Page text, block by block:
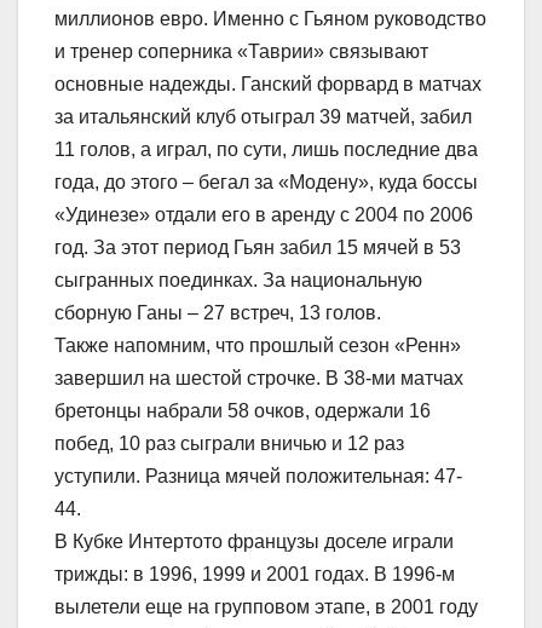
миллионов евро. Именно с Гьяном руководство
и тренер соперника «Таврии» связывают
основные надежды. Ганский форвард в матчах
за итальянский клуб отыграл 39 матчей, забил
11 голов, а играл, по сути, лишь последние два
года, до этого – бегал за «Модену», куда боссы
«Удинезе» отдали его в аренду с 2004 по 2006
год. За этот период Гьян забил 15 мячей в 53
сыгранных поединках. За национальную
сборную Ганы – 27 встреч, 13 голов.
Также напомним, что прошлый сезон «Ренн»
завершил на шестой строчке. В 38-ми матчах
бретонцы набрали 58 очков, одержали 16
побед, 10 раз сыграли вничью и 12 раз
уступили. Разница мячей положительная: 47-
44.
В Кубке Интертото французы доселе играли
трижды: в 1996, 1999 и 2001 годах. В 1996-м
вылетели еще на групповом этапе, в 2001 году